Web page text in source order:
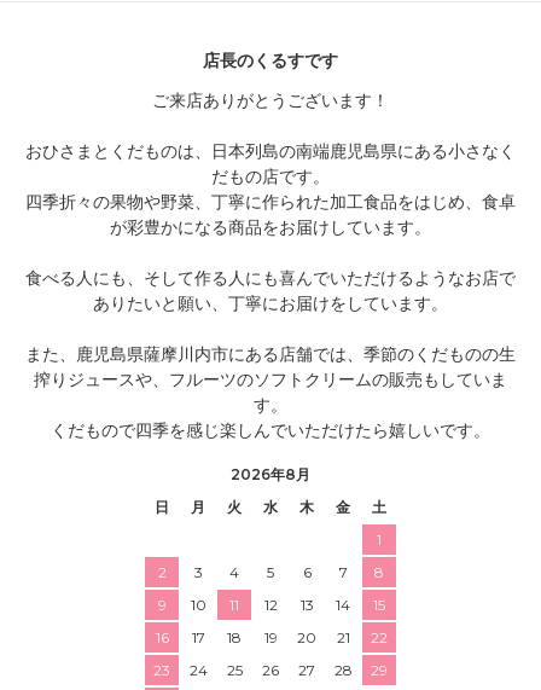
店長のくるすです
ご来店ありがとうございます！
おひさまとくだものは、日本列島の南端鹿児島県にある小さなく
だもの店です。
四季折々の果物や野菜、丁寧に作られた加工食品をはじめ、食卓
が彩豊かになる商品をお届けしています。
食べる人にも、そして作る人にも喜んでいただけるようなお店で
ありたいと願い、丁寧にお届けをしています。
また、鹿児島県薩摩川内市にある店舗では、季節のくだものの生
搾りジュースや、フルーツのソフトクリームの販売もしていま
す。
くだもので四季を感じ楽しんでいただけたら嬉しいです。
2026年8月
日
月 火 水 木 金
土
1
2
3 4 5 6 7
8
9
10 11 12 13 14
15
16
17 18 19 20 21
22
23
24 25 26 27 28
29